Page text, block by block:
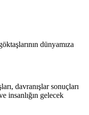
dünyamıza
davranışlar sonuçları
insanlığın gelecek